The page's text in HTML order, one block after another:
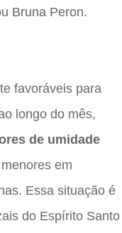
Bruna Peron.
favoráveis para
longo do mês,
de umidade
em
Essa situação é
do Espírito Santo